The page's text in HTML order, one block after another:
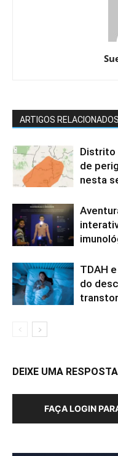
ARTIGOS RELACIONADOS
Distrito
de
nesta
TDAH
do
DEIXE UMA RESPOSTA
FAÇA LOGIN